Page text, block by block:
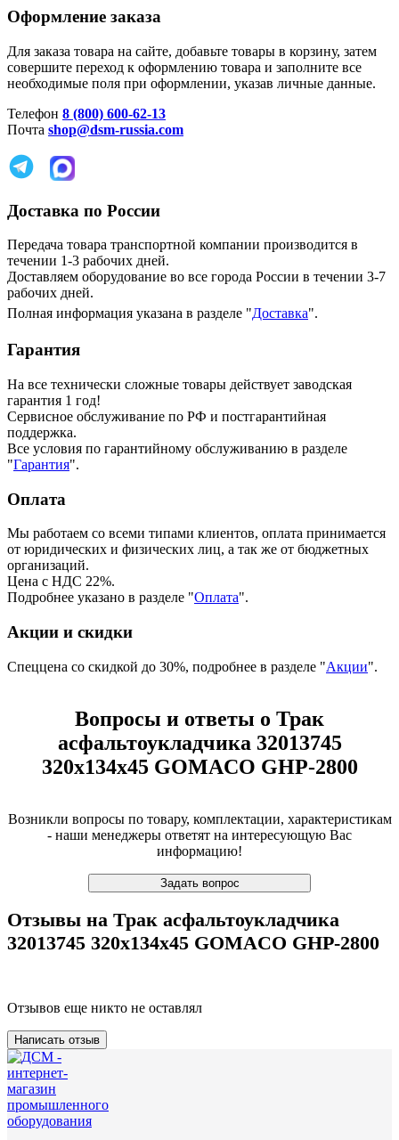
Оформление заказа
Для заказа товара на сайте, добавьте товары в корзину, затем
совершите переход к оформлению товара и заполните все
необходимые поля при оформлении, указав личные данные.
Телефон 8 (800) 600-62-13
Почта shop@dsm-russia.com
Доставка по России
Передача товара транспортной компании производится в
течении 1-3 рабочих дней.
Доставляем оборудование во все города России в течении 3-7
рабочих дней.
Полная информация указана в разделе "Доставка".
Гарантия
На все технически сложные товары действует заводская
гарантия 1 год!
Сервисное обслуживание по РФ и постгарантийная
поддержка.
Все условия по гарантийному обслуживанию в разделе
"Гарантия".
Оплата
Мы работаем со всеми типами клиентов, оплата принимается
от юридических и физических лиц, а так же от бюджетных
организаций.
Цена с НДС 22%.
Подробнее указано в разделе "Оплата".
Акции и скидки
Спеццена со скидкой до 30%, подробнее в разделе "Акции".
Вопросы и ответы о Трак
асфальтоукладчика 32013745
320х134х45 GOMACO GHP-2800
Возникли вопросы по товару, комплектации, характеристикам
- наши менеджеры ответят на интересующую Вас
информацию!
Задать вопрос
Отзывы на Трак асфальтоукладчика
32013745 320х134х45 GOMACO GHP-2800
Отзывов еще никто не оставлял
Написать отзыв